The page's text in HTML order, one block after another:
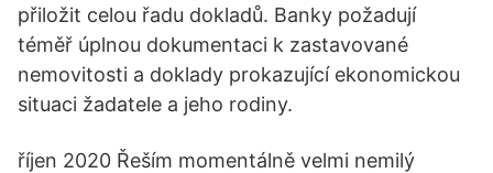
přiložit celou řadu dokladů. Banky požadují
téměř úplnou dokumentaci k zastavované
nemovitosti a doklady prokazující ekonomickou
situaci žadatele a jeho rodiny.
říjen 2020 Řeším momentálně velmi nemilý